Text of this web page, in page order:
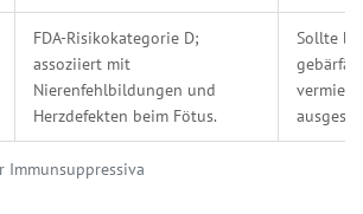
FDA-Risikokategorie D;
assoziiert mit
Nierenfehlbildungen und
Herzdefekten beim Fötus.
Sollte